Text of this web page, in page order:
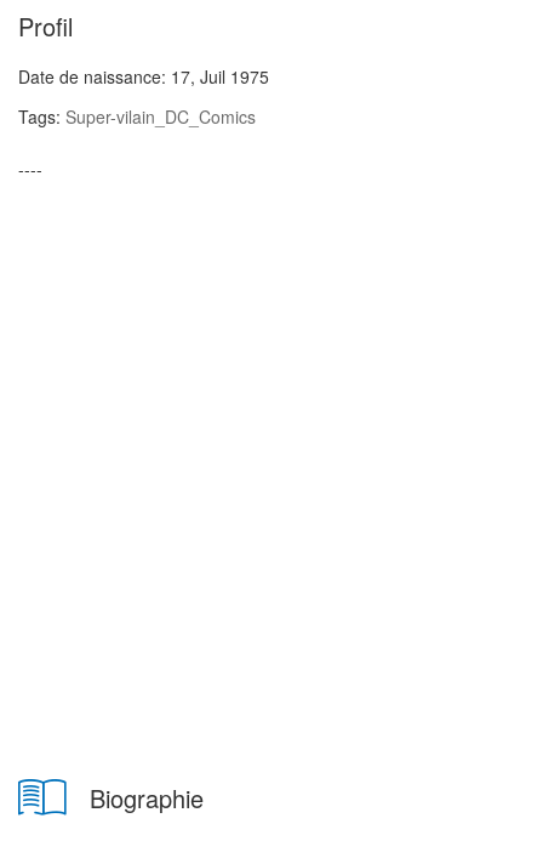
Profil
Date de naissance: 17, Juil 1975
Tags: Super-vilain_DC_Comics
----
Biographie